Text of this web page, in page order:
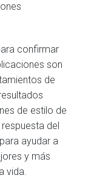
confirmar
son
de
de estilo de
del
ayudar a
y más
vida.